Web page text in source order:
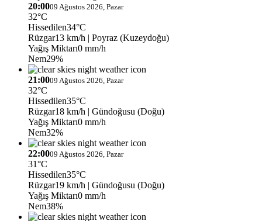
20:0009 Ağustos 2026, Pazar
32°C
Hissedilen34°C
Rüzgar13 km/h | Poyraz (Kuzeydoğu)
Yağış Miktarı0 mm/h
Nem29%
21:0009 Ağustos 2026, Pazar
32°C
Hissedilen35°C
Rüzgar18 km/h | Gündoğusu (Doğu)
Yağış Miktarı0 mm/h
Nem32%
22:0009 Ağustos 2026, Pazar
31°C
Hissedilen35°C
Rüzgar19 km/h | Gündoğusu (Doğu)
Yağış Miktarı0 mm/h
Nem38%